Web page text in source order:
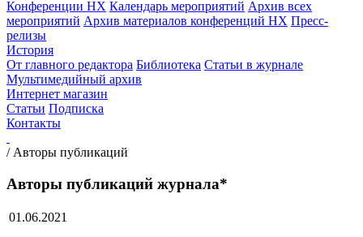
Конференции НХ Календарь мероприятий Архив всех
мероприятий Архив материалов конференций НХ Пресс-
релизы
История
От главного редактора Библиотека Статьи в журнале
Мультимедийный архив
Интернет магазин
Статьи Подписка
Контакты
/ Авторы публикаций
Авторы публикаций журнала*
01.06.2021